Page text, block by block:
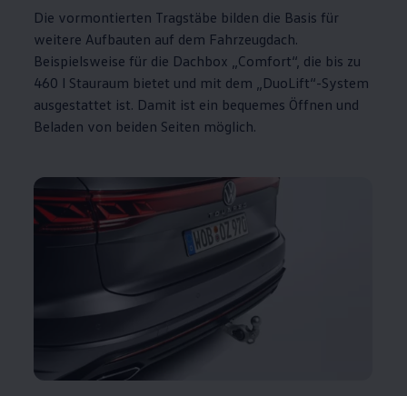
Die vormontierten Tragstäbe bilden die Basis für
weitere Aufbauten auf dem Fahrzeugdach.
Beispielsweise für die Dachbox „Comfort“, die bis zu
460 l Stauraum bietet und mit dem „DuoLift“-System
ausgestattet ist. Damit ist ein bequemes Öffnen und
Beladen von beiden Seiten möglich.